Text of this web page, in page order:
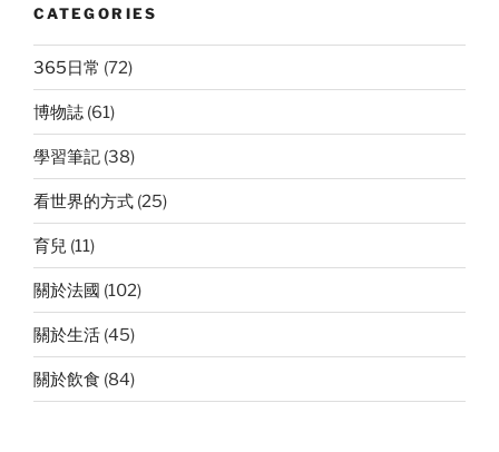
CATEGORIES
365日常 (72)
博物誌 (61)
學習筆記 (38)
看世界的方式 (25)
育兒 (11)
關於法國 (102)
關於生活 (45)
關於飲食 (84)